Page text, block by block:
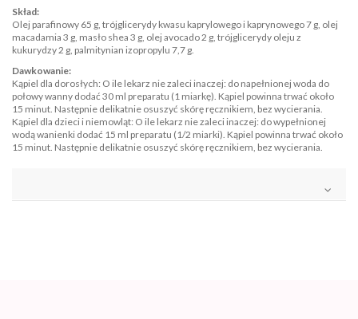
Skład:
Olej parafinowy 65 g, trójglicerydy kwasu kaprylowego i kaprynowego 7 g, olej
macadamia 3 g, masło shea 3 g, olej avocado 2 g, trójglicerydy oleju z
kukurydzy 2 g, palmitynian izopropylu 7,7 g.
Dawkowanie:
Kąpiel dla dorosłych: O ile lekarz nie zaleci inaczej: do napełnionej woda do
połowy wanny dodać 30 ml preparatu (1 miarkę). Kąpiel powinna trwać około
15 minut. Następnie delikatnie osuszyć skórę ręcznikiem, bez wycierania.
Kąpiel dla dzieci i niemowląt: O ile lekarz nie zaleci inaczej: do wypełnionej
wodą wanienki dodać 15 ml preparatu (1/2 miarki). Kąpiel powinna trwać około
15 minut. Następnie delikatnie osuszyć skórę ręcznikiem, bez wycierania.